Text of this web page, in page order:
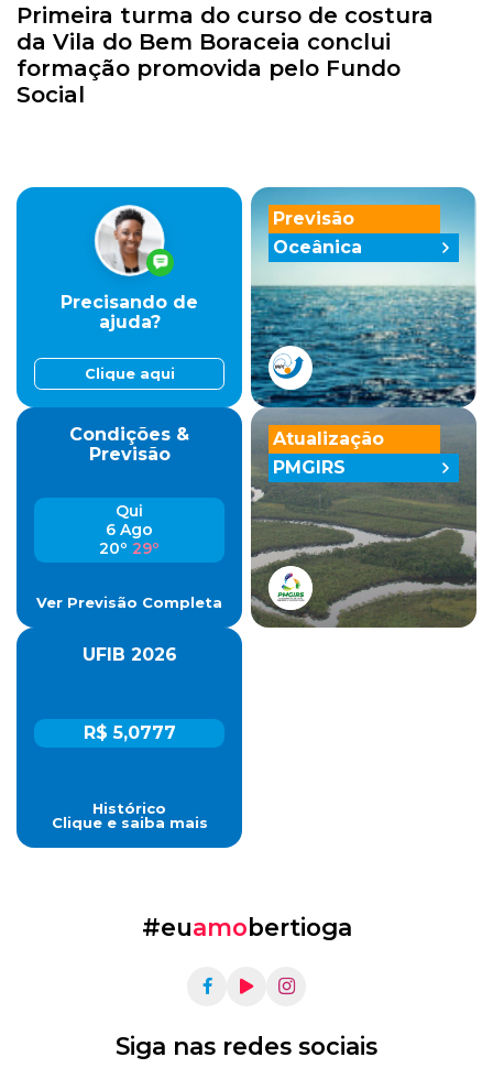
Primeira turma do curso de costura
da Vila do Bem Boraceia conclui
formação promovida pelo Fundo
Social
Previsão
Oceânica
Precisando de
ajuda?
Clique aqui
Condições &
Previsão
Qui
6 Ago
20º 29º
Ver Previsão Completa
UFIB 2026
R$ 5,0777
Histórico
Clique e saiba mais
Atualização
PMGIRS
#euamobertioga
Siga nas redes sociais